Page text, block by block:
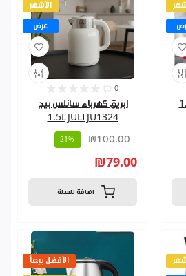
الأشهر
عرض
0
ابريق كهرباء سانلس بيج
1.5L JULI JU1324
₪100.00
-21%
₪79.00
اضافة للسلة
1.8
الأفضل بيعاً